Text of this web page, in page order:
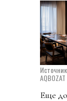
AQBOZAT
Еще